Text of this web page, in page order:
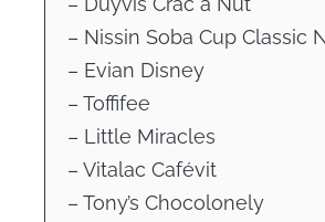
– Nissin Soba Cup Classic
– Evian Disney
– Toffifee
– Little Miracles
– Vitalac Cafévit
– Tony’s Chocolonely